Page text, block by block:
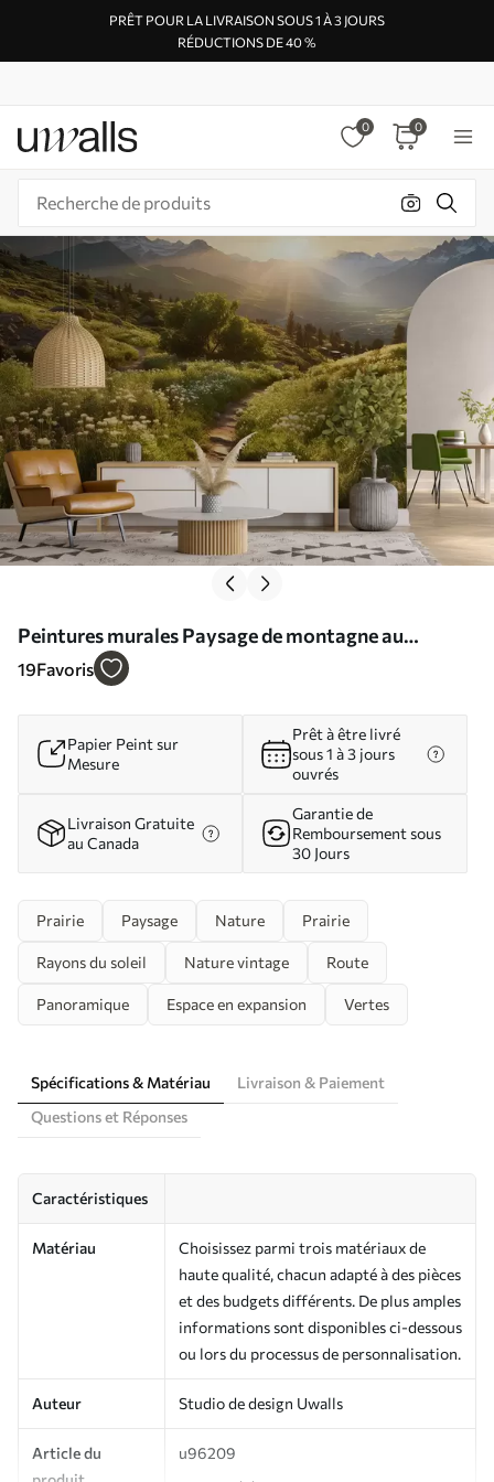
PRÊT POUR LA LIVRAISON SOUS 1 À 3 JOURS
RÉDUCTIONS DE 40 %
0 0
Peintures murales Paysage de montagne au
coucher du soleil Nr. u96209
19Favoris
Papier Peint sur
Mesure
Prêt à être livré
sous 1 à 3 jours
ouvrés
Livraison Gratuite
au Canada
Garantie de
Remboursement sous
30 Jours
Prairie Paysage Nature Prairie
Rayons du soleil Nature vintage Route
Panoramique Espace en expansion Vertes
Spécifications & Matériau
Livraison & Paiement
Questions et Réponses
Caractéristiques
Matériau
Choisissez parmi trois matériaux de
haute qualité, chacun adapté à des pièces
et des budgets différents. De plus amples
informations sont disponibles ci-dessous
ou lors du processus de personnalisation.
Auteur Studio de design Uwalls
Article du
u96209